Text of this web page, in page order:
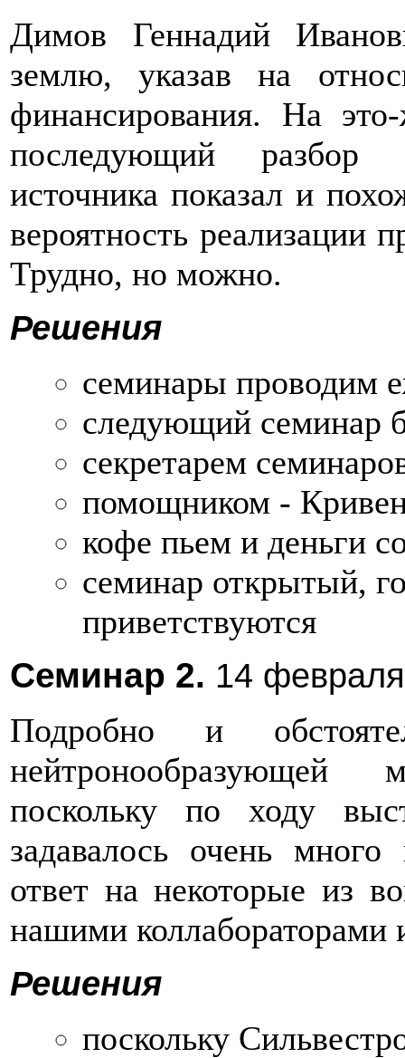
Димов Геннадий
землю, указав на
финансирования. На
последующий
источника показал и
вероятность реализации
Трудно, но можно.
Решения
семинары проводим
следующий семинар
секретарем
помощником -
кофе пьем и деньги
семинар открытый,
приветствуются
Семинар 2. 14
Подробно и
поскольку по ходу
задавалось очень
ответ на некоторые из
нашими коллабораторами
Решения
поскольку